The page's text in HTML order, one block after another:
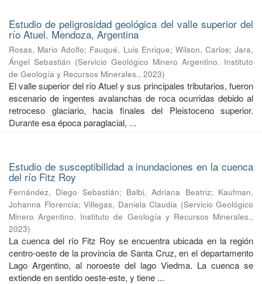
Estudio de peligrosidad geológica del valle superior del
río Atuel. Mendoza, Argentina
Rosas, Mario Adolfo; Fauqué, Luis Enrique; Wilson, Carlos; Jara,
Ángel Sebastián (Servicio Geológico Minero Argentino. Instituto
de Geología y Recursos Minerales., 2023)
El valle superior del río Atuel y sus principales tributarios, fueron
escenario de ingentes avalanchas de roca ocurridas debido al
retroceso glaciario, hacia finales del Pleistoceno superior.
Durante esa época paraglacial, ...
Estudio de susceptibilidad a inundaciones en la cuenca
del río Fitz Roy
Fernández, Diego Sebastián; Balbi, Adriana Beatriz; Kaufman,
Johanna Florencia; Villegas, Daniela Claudia (Servicio Geológico
Minero Argentino. Instituto de Geología y Recursos Minerales.,
2023)
La cuenca del río Fitz Roy se encuentra ubicada en la región
centro-oeste de la provincia de Santa Cruz, en el departamento
Lago Argentino, al noroeste del lago Viedma. La cuenca se
extiende en sentido oeste-este, y tiene ...